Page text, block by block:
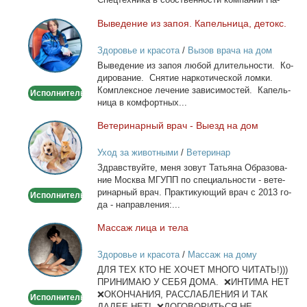
Выведение
из
запоя.
Капельница,
Исполнитель
Вы­ве­де­ние из за­поя. Ка­пель­ни­ца, де­токс.
Здоровье и красота/ Вызов врача на дом
Вы­ве­де­ние из за­поя лю­бой дли­тель­но­сти. Ко­
ди­ро­ва­ние. Сня­тие нар­ко­ти­че­ской лом­ки.
Ком­плекс­ное ле­че­ние за­ви­си­мо­стей. Ка­пель­
ни­ца в ком­форт­ных...
Ветеринарный
врач
-
Выезд
дом
Исполнитель
Ве­те­ри­нар­ный врач - Вы­езд на дом
Уход за животными/ Ветеринар
Здрав­ствуй­те, ме­ня зо­вут Та­тья­на Об­ра­зо­ва­
ние Москва МГУПП по спе­ци­аль­но­сти - ве­те­
ри­нар­ный врач. Прак­ти­ку­ю­щий врач с 2013 го­
да - на­прав­ле­ния:...
Массаж
лица
и
тела
Исполнитель
Мас­саж ли­ца и те­ла
Здоровье и красота/ Массаж на дому
ДЛЯ ТЕХ КТО НЕ ХОЧЕТ МНОГО ЧИТАТЬ!)))
ПРИНИМАЮ У СЕБЯ ДОМА. ❌ИНТИМА НЕТ
❌ОКОНЧАНИЯ, РАССЛАБЛЕНИЯ И ТАК